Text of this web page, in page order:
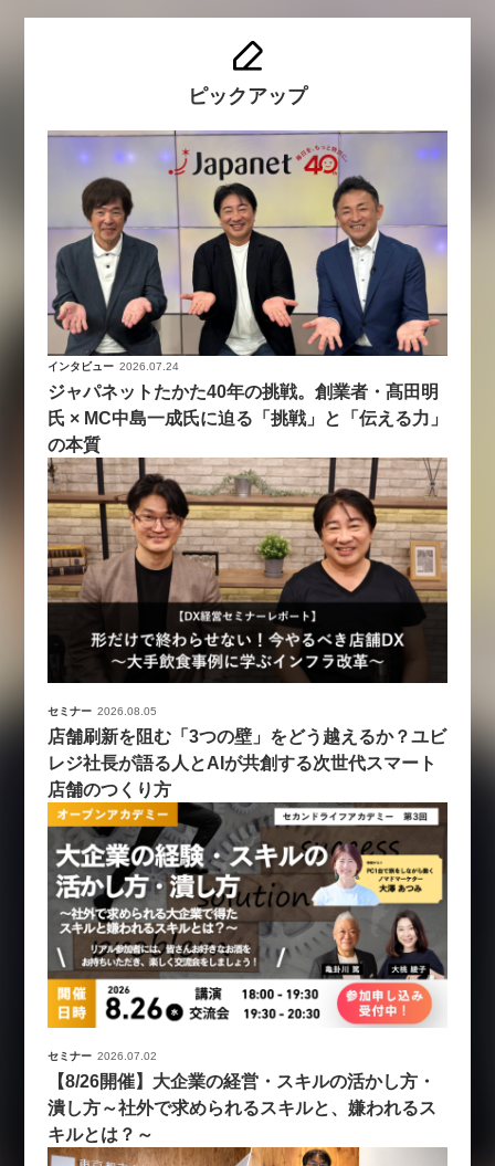
ピックアップ
インタビュー 2026.07.24
ジャパネットたかた40年の挑戦。創業者・髙田明
氏 × MC中島一成氏に迫る「挑戦」と「伝える力」
の本質
セミナー 2026.08.05
店舗刷新を阻む「3つの壁」をどう越えるか？ユビ
レジ社長が語る人とAIが共創する次世代スマート
店舗のつくり方
セミナー 2026.07.02
【8/26開催】大企業の経営・スキルの活かし方・
潰し方～社外で求められるスキルと、嫌われるス
キルとは？～